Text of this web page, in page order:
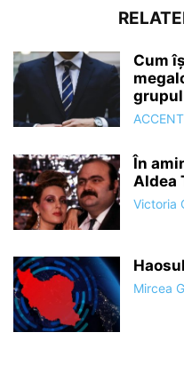
Cum
În
Aldea
Victoria
Haosul
Mircea